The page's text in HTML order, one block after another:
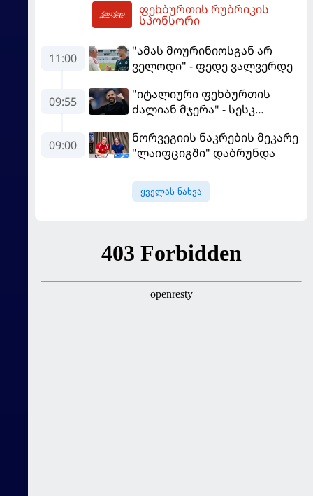
დამარცხდა
ფეხბურთის რუბრიკის
სპონსორი
11:00
"ამას მოურინიოსგან არ
ველოდი" - ფედე ვალვერდე
09:55
"იტალიური ფეხბურთის
ძალიან მჯერა" - სესკ
09:00
ნორვეგიის ნაკრების მეკარე
"ლაიფციგში" დაბრუნდა
ყველას ნახვა